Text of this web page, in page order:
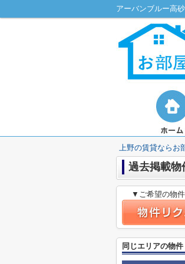
アーバンブルー高
上野の賃貸ならお
過去掲載物
▼ご希望の物
同じエリアの物件